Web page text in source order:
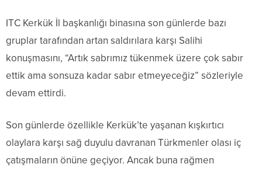
ITC Kerkük İl başkanlığı binasına son günlerde bazı
gruplar tarafından artan saldırılara karşı Salihi
konuşmasını, “Artık sabrımız tükenmek üzere çok sabır
ettik ama sonsuza kadar sabır etmeyeceğiz” sözleriyle
devam ettirdi.
Son günlerde özellikle Kerkük’te yaşanan kışkırtıcı
olaylara karşı sağ duyulu davranan Türkmenler olası iç
çatışmaların önüne geçiyor. Ancak buna rağmen